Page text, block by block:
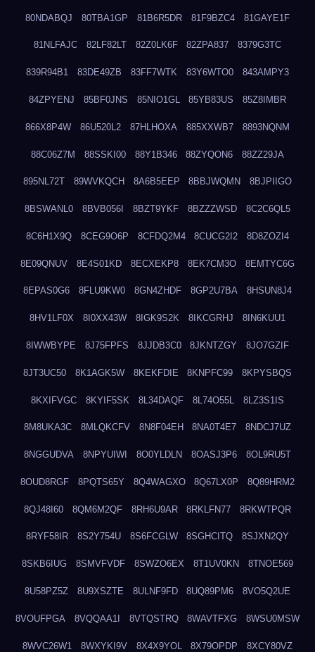
80NDABQJ 80TBA1GP 81B6R5DR 81F9BZC4 81GAYE1F
81NLFAJC 82LF82LT 82Z0LK6F 82ZPA837 8379G3TC
839R94B1 83DE49ZB 83FF7WTK 83Y6WTO0 843AMPY3
84ZPYENJ 85BF0JNS 85NIO1GL 85YB83US 85Z8IMBR
866X8P4W 86U520L2 87HLHOXA 885XXWB7 8893NQNM
88C06Z7M 88SSKI00 88Y1B346 88ZYQON6 88ZZ29JA
895NL72T 89WVKQCH 8A6B5EEP 8BBJWQMN 8BJPIIGO
8BSWANL0 8BVB056I 8BZT9YKF 8BZZZWSD 8C2C6QL5
8C6H1X9Q 8CEG9O6P 8CFDQ2M4 8CUCG2I2 8D8ZOZI4
8E09QNUV 8E4S01KD 8ECXEKP8 8EK7CM3O 8EMTYC6G
8EPAS0G6 8FLU9KW0 8GN4ZHDF 8GP2U7BA 8HSUN8J4
8HV1LF0X 8I0XX43W 8IGK9S2K 8IKCGRHJ 8IN6KUU1
8IWWBYPE 8J75FPFS 8JJDB3C0 8JKNTZGY 8JO7GZIF
8JT3UC50 8K1AGK5W 8KEKFDIE 8KNPFC99 8KPYSBQS
8KXIFVGC 8KYIF5SK 8L34DAQF 8L74O55L 8LZ3S1IS
8M8UKA3C 8MLQKCFV 8N8F04EH 8NA0T4E7 8NDCJ7UZ
8NGGUDVA 8NPYUIWI 8O0YLDLN 8OASJ3P6 8OL9RU5T
8OUD8RGF 8PQTS65Y 8Q4WAGXO 8Q67LX0P 8Q89HRM2
8QJ48I60 8QM6M2QF 8RH6U9AR 8RKLFN77 8RKWTPQR
8RYF58IR 8S2Y754U 8S6FCGLW 8SGHCITQ 8SJXN2QY
8SKB6IUG 8SMVFVDF 8SWZO6EX 8T1UV0KN 8TNOE569
8U58PZ5Z 8U9XSZTE 8ULNF9FD 8UQ89PM6 8VO5Q2UE
8VOUFPGA 8VQQAA1I 8VTQSTRQ 8WAVTFXG 8WSU0MSW
8WVC26W1 8WXYKI9V 8X4X9YOL 8X79OPDP 8XCY80VZ